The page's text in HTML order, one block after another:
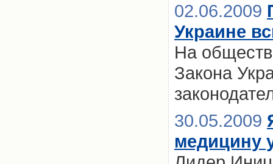
02.06.2009
Украине
На
Закона
30.05.2009
медицину